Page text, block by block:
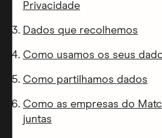
Privacidade
Dados que recolhemos
Como usamos os seus
Como partilhamos dados
Como as empresas do
juntas